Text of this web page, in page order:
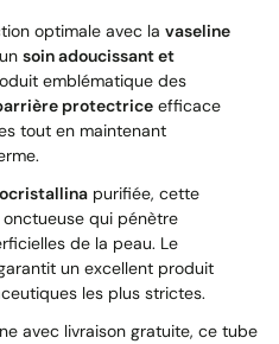
optimale avec la vaseline
soin adoucissant et
emblématique des
protectrice efficace
tout en maintenant
purifiée, cette
qui pénètre
de la peau. Le
un excellent produit
les plus strictes.
avec livraison gratuite, ce tube